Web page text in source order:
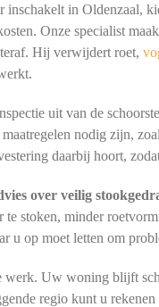
inschakelt in Oldenzaal,
Onze specialist
Hij verwijdert roet,
uit van de
nodig zijn,
daarbij hoort,
over veilig
stoken, minder
u op moet letten om
Uw woning blijft
regio kunt u